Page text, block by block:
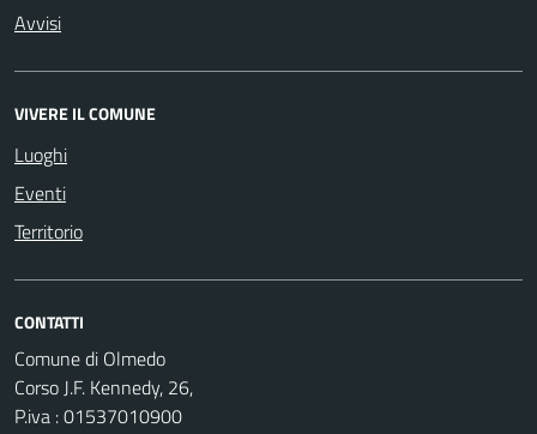
Avvisi
VIVERE IL COMUNE
Luoghi
Eventi
Territorio
CONTATTI
Comune di Olmedo
Corso J.F. Kennedy, 26,
P.iva : 01537010900